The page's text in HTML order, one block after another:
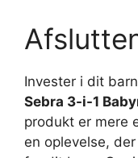
Invester i dit
Sebra 3-i-1
produkt er mere
en oplevelse,